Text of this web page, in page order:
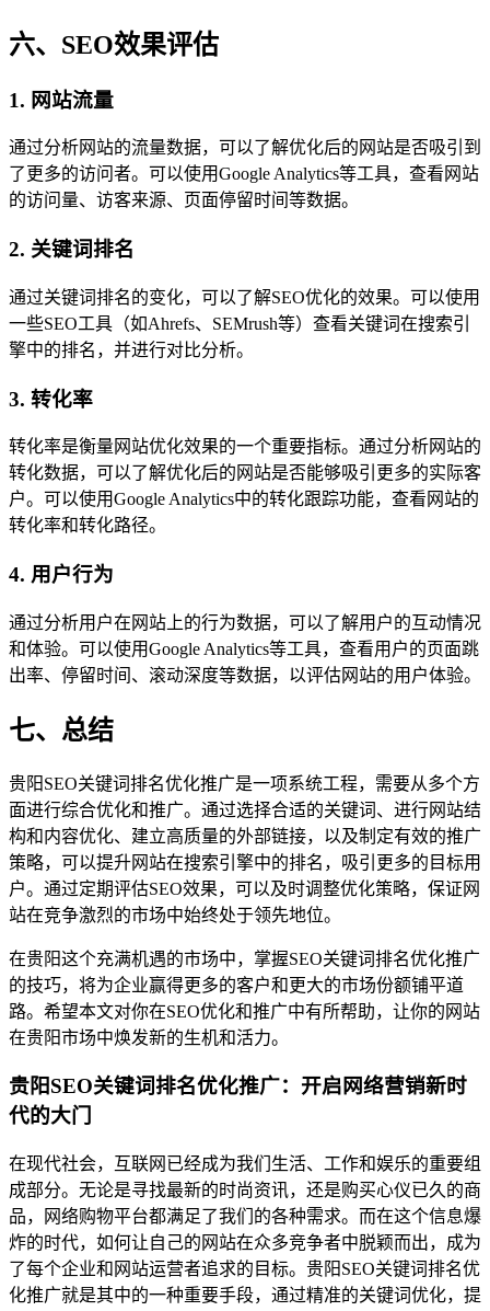
六、SEO效果评估
1. 网站流量
通过分析网站的流量数据，可以了解优化后的网站是否吸引到
了更多的访问者。可以使用Google Analytics等工具，查看网站
的访问量、访客来源、页面停留时间等数据。
2. 关键词排名
通过关键词排名的变化，可以了解SEO优化的效果。可以使用
一些SEO工具（如Ahrefs、SEMrush等）查看关键词在搜索引
擎中的排名，并进行对比分析。
3. 转化率
转化率是衡量网站优化效果的一个重要指标。通过分析网站的
转化数据，可以了解优化后的网站是否能够吸引更多的实际客
户。可以使用Google Analytics中的转化跟踪功能，查看网站的
转化率和转化路径。
4. 用户行为
通过分析用户在网站上的行为数据，可以了解用户的互动情况
和体验。可以使用Google Analytics等工具，查看用户的页面跳
出率、停留时间、滚动深度等数据，以评估网站的用户体验。
七、总结
贵阳SEO关键词排名优化推广是一项系统工程，需要从多个方
面进行综合优化和推广。通过选择合适的关键词、进行网站结
构和内容优化、建立高质量的外部链接，以及制定有效的推广
策略，可以提升网站在搜索引擎中的排名，吸引更多的目标用
户。通过定期评估SEO效果，可以及时调整优化策略，保证网
站在竞争激烈的市场中始终处于领先地位。
在贵阳这个充满机遇的市场中，掌握SEO关键词排名优化推广
的技巧，将为企业赢得更多的客户和更大的市场份额铺平道
路。希望本文对你在SEO优化和推广中有所帮助，让你的网站
在贵阳市场中焕发新的生机和活力。
贵阳SEO关键词排名优化推广：开启网络营销新时
代的大门
在现代社会，互联网已经成为我们生活、工作和娱乐的重要组
成部分。无论是寻找最新的时尚资讯，还是购买心仪已久的商
品，网络购物平台都满足了我们的各种需求。而在这个信息爆
炸的时代，如何让自己的网站在众多竞争者中脱颖而出，成为
了每个企业和网站运营者追求的目标。贵阳SEO关键词排名优
化推广就是其中的一种重要手段，通过精准的关键词优化，提